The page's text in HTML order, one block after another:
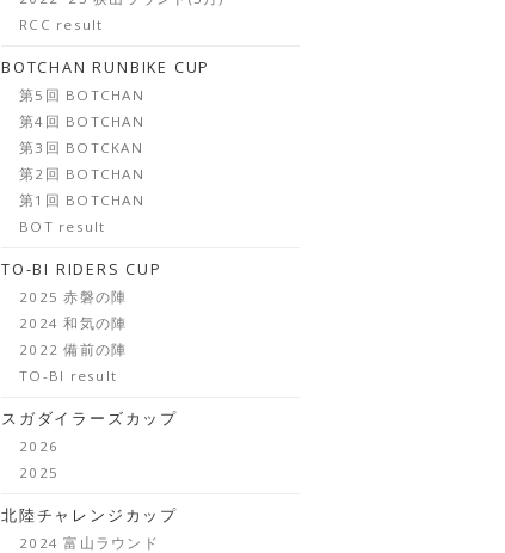
RCC result
BOTCHAN RUNBIKE CUP
第5回 BOTCHAN
第4回 BOTCHAN
第3回 BOTCKAN
第2回 BOTCHAN
第1回 BOTCHAN
BOT result
TO-BI RIDERS CUP
2025 赤磐の陣
2024 和気の陣
2022 備前の陣
TO-BI result
スガダイラーズカップ
2026
2025
北陸チャレンジカップ
2024 富山ラウンド